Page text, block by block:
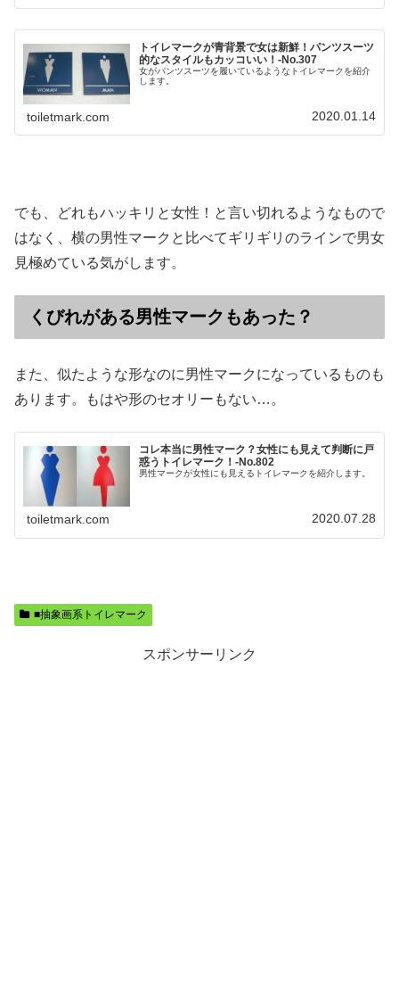
トイレマークが青背景で女は新鮮！パンツスーツ
的なスタイルもカッコいい！-No.307
女がパンツスーツを履いているようなトイレマークを紹介
します。
toiletmark.com 2020.01.14
でも、どれもハッキリと女性！と言い切れるようなもので
はなく、横の男性マークと比べてギリギリのラインで男女
見極めている気がします。
くびれがある男性マークもあった？
また、似たような形なのに男性マークになっているものも
あります。もはや形のセオリーもない…。
コレ本当に男性マーク？女性にも見えて判断に戸
惑うトイレマーク！‐No.802
男性マークが女性にも見えるトイレマークを紹介します。
toiletmark.com 2020.07.28
■抽象画系トイレマーク
スポンサーリンク